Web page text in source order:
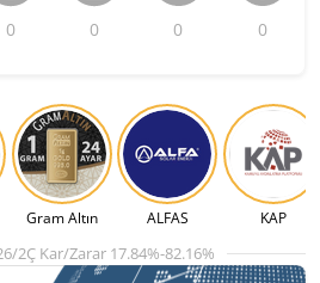
0 0 0 0
Gram Altın ALFAS KAP
2Ç Kar/Zarar 17.84%-82.16%